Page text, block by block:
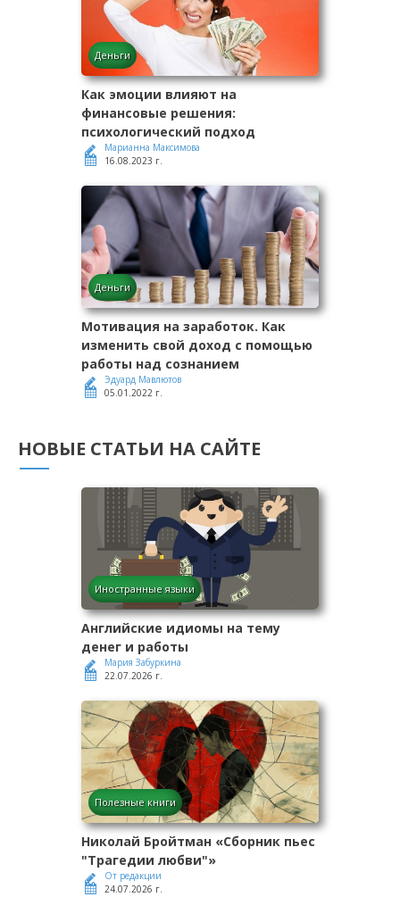
Деньги
Как эмоции влияют на
финансовые решения:
психологический подход
Марианна Максимова
16.08.2023 г.
Деньги
Мотивация на заработок. Как
изменить свой доход с помощью
работы над сознанием
Эдуард Мавлютов
05.01.2022 г.
НОВЫЕ СТАТЬИ НА САЙТЕ
Иностранные языки
Английские идиомы на тему
денег и работы
Мария Забуркина
22.07.2026 г.
Полезные книги
Николай Бройтман «Сборник пьес
"Трагедии любви"»
От редакции
24.07.2026 г.